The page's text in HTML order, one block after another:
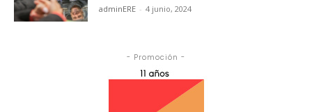
adminERE - 4 junio, 2024
- Promoción -